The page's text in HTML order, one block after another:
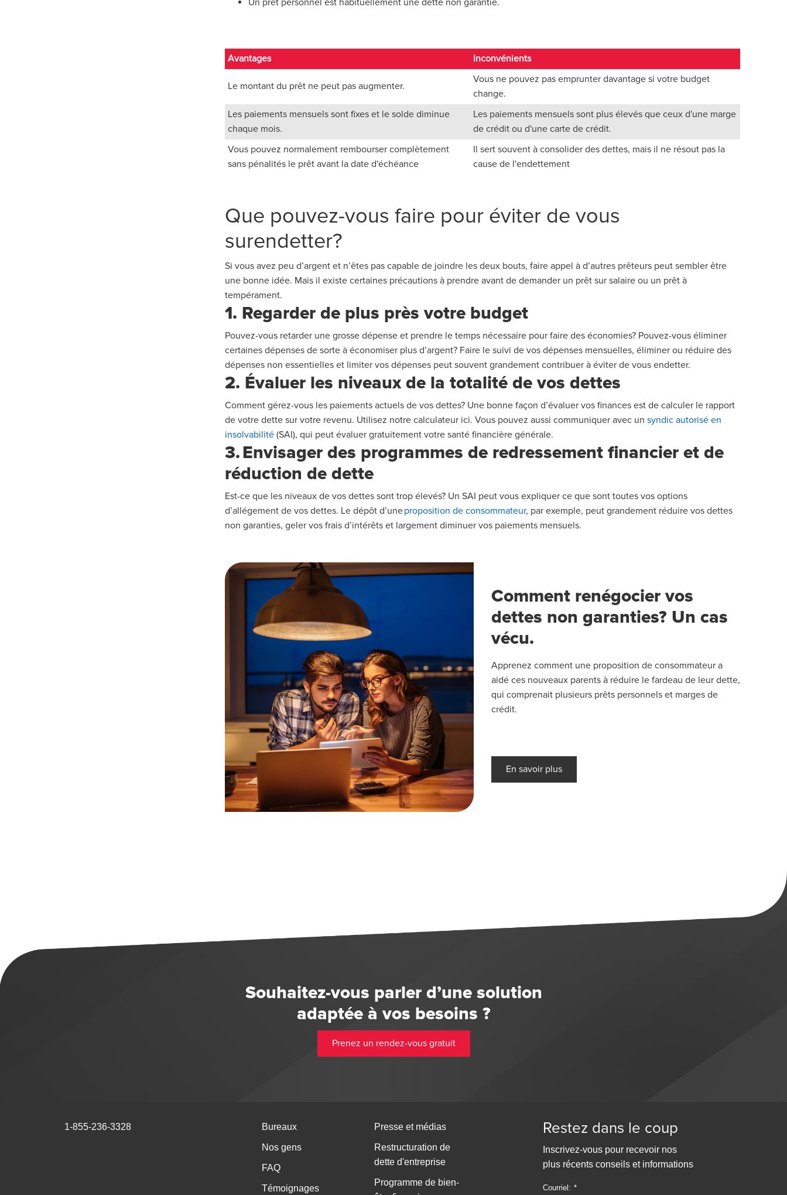
Un prêt personnel est habituellement une dette non garantie.
Avantages Inconvénients
Le montant du prêt ne peut pas augmenter.
Vous ne pouvez pas emprunter davantage si votre budget
change.
Les paiements mensuels sont fixes et le solde diminue
chaque mois.
Les paiements mensuels sont plus élevés que ceux d'une marge
de crédit ou d'une carte de crédit.
Vous pouvez normalement rembourser complètement
sans pénalités le prêt avant la date d'échéance
Il sert souvent à consolider des dettes, mais il ne résout pas la
cause de l'endettement
Que pouvez-vous faire pour éviter de vous
surendetter?
Si vous avez peu d’argent et n’êtes pas capable de joindre les deux bouts, faire appel à d’autres prêteurs peut sembler être
une bonne idée. Mais il existe certaines précautions à prendre avant de demander un prêt sur salaire ou un prêt à
tempérament.
1 . Regarder de plus près votre budget
Pouvez-vous retarder une grosse dépense et prendre le temps nécessaire pour faire des économies? Pouvez-vous éliminer
certaines dépenses de sorte à économiser plus d’argent? Faire le suivi de vos dépenses mensuelles, éliminer ou réduire des
dépenses non essentielles et limiter vos dépenses peut souvent grandement contribuer à éviter de vous endetter.
2. Évaluer les niveaux de la totalité devos dettes
Comment gérez-vous les paiements actuels de vosdettes? Une bonne façon d’évaluer vos finances est de calculer le rapport
de votre dette sur votre revenu. Utilisez notre calculateur ici. Vous pouvez aussi communiquer avec un syndic autorisé en
insolvabilité(SAI), qui peut évaluergratuitementvotre santé financière générale.
3. Envisager des programmes d e redressement financieret de
réduction de dette
Est-ce que les niveaux de vosdettessont trop élevés? Un SAI peut vous expliquer ce que sont toutes vos options
d’allégement de vosdettes. Le dépôt d’uneproposition de consommateur, par exemple, peut grandement réduire vos dettes
non garanties, geler vos frais d’intérêts et largement diminuer vos paiements mensuels.
Comment renégocier vos
dettes non garanties? Un cas
vécu.
Apprenez comment une proposition de consommateur a
aidé ces nouveaux parents à réduire le fardeau de leur dette,
qui comprenait plusieurs prêts personnels et marges de
crédit.
En savoir plus
Souhaitez-vous parler d’une solution
adaptée à vos besoins ?
Prenez un rendez-vous gratuit
1-855-236-3328 Bureaux
Nos gens
FAQ
Témoignages
Presse et médias
Restructuration de
dette d'entreprise
Programme de bien-
Restez dans le coup
Inscrivez-vous pour recevoir nos
plus récents conseils et informations
Courriel: